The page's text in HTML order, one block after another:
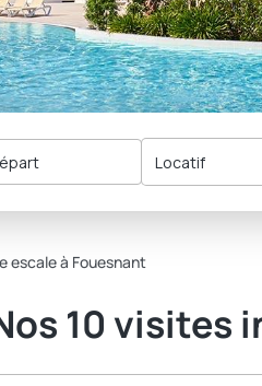
Locatif
escale à Fouesnant
10